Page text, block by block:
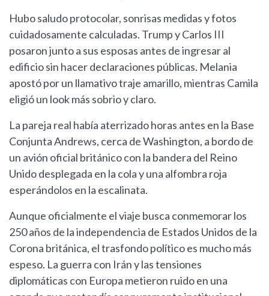
Hubo saludo protocolar, sonrisas medidas y fotos
cuidadosamente calculadas. Trump y Carlos III
posaron junto a sus esposas antes de ingresar al
edificio sin hacer declaraciones públicas. Melania
apostó por un llamativo traje amarillo, mientras Camila
eligió un look más sobrio y claro.
La pareja real había aterrizado horas antes en la Base
Conjunta Andrews, cerca de Washington, a bordo de
un avión oficial británico con la bandera del Reino
Unido desplegada en la cola y una alfombra roja
esperándolos en la escalinata.
Aunque oficialmente el viaje busca conmemorar los
250 años de la independencia de Estados Unidos de la
Corona británica, el trasfondo político es mucho más
espeso. La guerra con Irán y las tensiones
diplomáticas con Europa metieron ruido en una